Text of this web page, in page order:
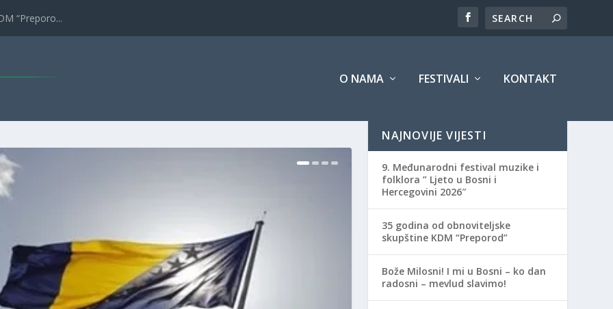
“Preporo...
O NAMA FESTIVALI KONTAKT
NAJNOVIJE VIJESTI
9. Međunarodni festival muzike i
folklora ” Ljeto u Bosni i
Hercegovini 2026″
35 godina od obnoviteljske
skupštine KDM “Preporod”
Bože Milosni! I mi u Bosni – ko dan
radosni – mevlud slavimo!